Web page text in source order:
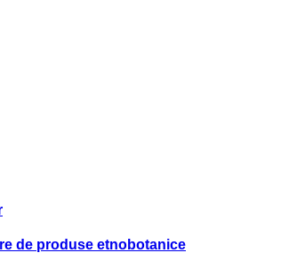
de produse etnobotanice